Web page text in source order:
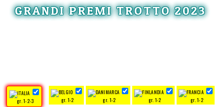
GRANDI PREMI TROTTO 2023
gr. 1-2-3 gr. 1-2 gr. 1-2 gr. 1-2 gr. 1-2